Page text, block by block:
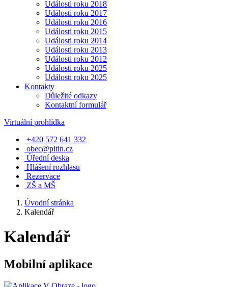
Události roku 2018
Události roku 2017
Události roku 2016
Události roku 2015
Události roku 2014
Události roku 2013
Události roku 2012
Události roku 2025
Události roku 2025
Kontakty
Důležité odkazy
Kontaktní formulář
Virtuální prohlídka
+420 572 641 332
obec@pitin.cz
Úřední deska
Hlášení rozhlasu
Rezervace
ZŠ a MŠ
Úvodní stránka
Kalendář
Kalendář
Mobilní aplikace